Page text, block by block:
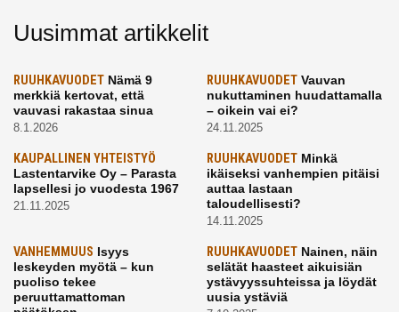
Uusimmat artikkelit
RUUHKAVUODET Nämä 9
merkkiä kertovat, että
vauvasi rakastaa sinua
8.1.2026
RUUHKAVUODETVauvan
nukuttaminen huudattamalla
– oikein vai ei?
24.11.2025
KAUPALLINEN YHTEISTYÖ
Lastentarvike Oy – Parasta
lapsellesi jo vuodesta 1967
21.11.2025
RUUHKAVUODETMinkä
ikäiseksi vanhempien pitäisi
auttaa lastaan
taloudellisesti?
14.11.2025
VANHEMMUUS Isyys
leskeyden myötä – kun
puoliso tekee
peruuttamattoman
RUUHKAVUODETNainen, näin
selätät haasteet aikuisiän
ystävyyssuhteissa ja löydät
uusia ystäviä